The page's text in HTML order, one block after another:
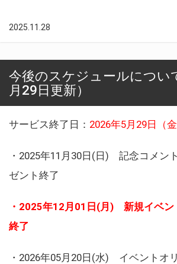
2025.11.28
今後のスケジュールについ
月29日更新）
サービス終了日： 2026年5月29日（金
・2025年11月30日(日) 記念コメン
ゼント終了
・2025年12月01日(月) 新規イベン
終了
・2026年05月20日(水) イベントオ